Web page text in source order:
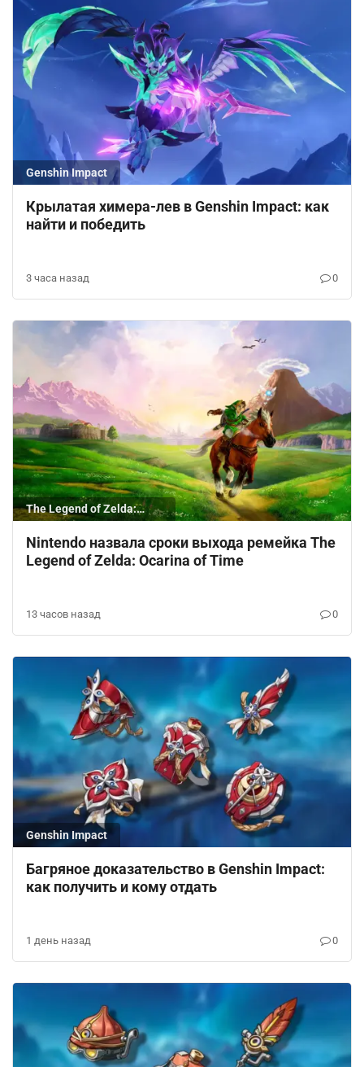
Genshin Impact
Крылатая химера-лев в Genshin Impact: как
найти и победить
3 часа назад 0
The Legend of Zelda:
Ocarina of Time
Nintendo назвала сроки выхода ремейка The
Legend of Zelda: Ocarina of Time
13 часов назад 0
Genshin Impact
Багряное доказательство в Genshin Impact:
как получить и кому отдать
1 день назад 0